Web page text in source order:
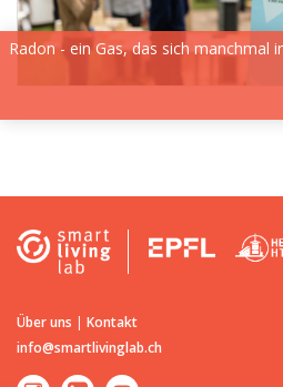
Radon - ein Gas, das sich manchmal
Über uns | Kontakt
info@smartlivinglab.ch